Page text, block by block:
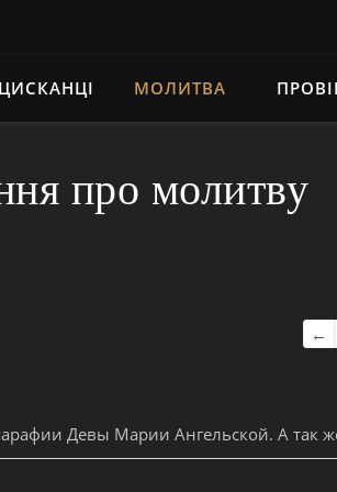
МОЛИТВА
про молитву
←
Девы Марии Ангельской. А так